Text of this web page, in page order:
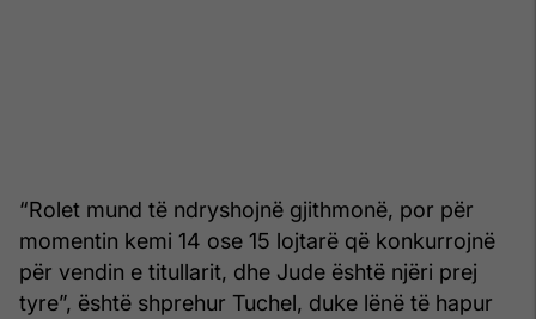
“Rolet mund të ndryshojnë gjithmonë, por për
momentin kemi 14 ose 15 lojtarë që konkurrojnë
për vendin e titullarit, dhe Jude është njëri prej
tyre”, është shprehur Tuchel, duke lënë të hapur